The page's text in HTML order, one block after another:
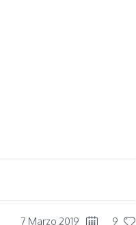
7 Marzo 2019 9